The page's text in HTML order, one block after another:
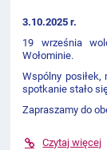
3.10.2025 r.
19 września
Wołominie.
Wspólny posiłek,
spotkanie stało
Zapraszamy do
Czytaj więcej